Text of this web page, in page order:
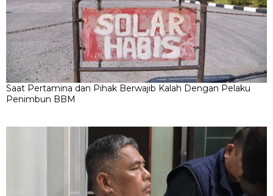
Saat Pertamina dan Pihak Berwajib Kalah Dengan Pelaku
Penimbun BBM